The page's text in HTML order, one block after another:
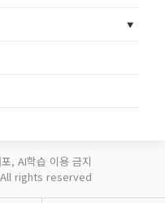
, AI학습 이용 금지
rights reserved